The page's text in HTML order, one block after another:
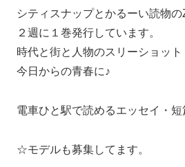
シティスナップとかるーい読物の
２週に１巻発行しています。
時代と街と人物のスリーショット
今日からの青春に♪
電車ひと駅で読めるエッセイ・
☆モデルも募集してます。